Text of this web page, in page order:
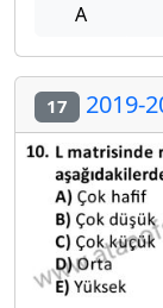
A
17 2019-